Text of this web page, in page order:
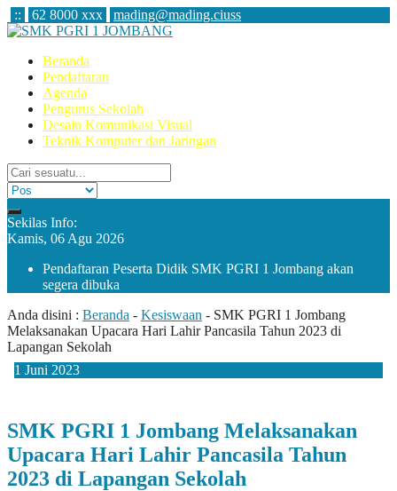
:: 62 8000 xxx mading@mading.ciuss
Beranda
Pendaftaran
Agenda
Pengurus Sekolah
Desain Komunikasi Visual
Teknik Komputer dan Jaringan
Sekilas Info:
Kamis, 06 Agu 2026
Pendaftaran Peserta Didik SMK PGRI 1 Jombang akan
segera dibuka
Anda disini : Beranda - Kesiswaan - SMK PGRI 1 Jombang
Melaksanakan Upacara Hari Lahir Pancasila Tahun 2023 di
Lapangan Sekolah
1 Juni 2023
SMK PGRI 1 Jombang Melaksanakan
Upacara Hari Lahir Pancasila Tahun
2023 di Lapangan Sekolah